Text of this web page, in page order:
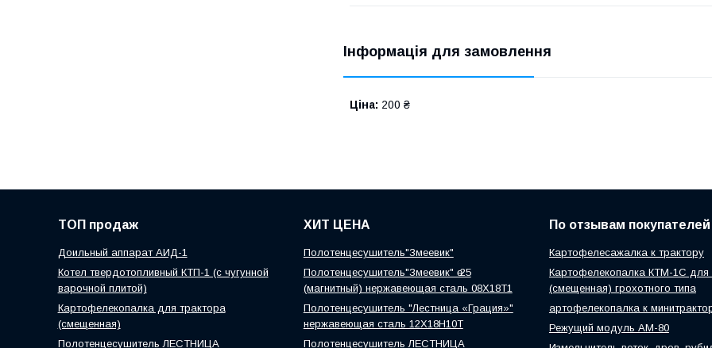
Інформація для замовлення
Ціна: 200 ₴
ТОП продаж
Доильный аппарат АИД-1
Котел твердотопливный КТП-1 (с чугунной
варочной плитой)
Картофелекопалка для трактора
(смещенная)
Полотенцесушитель ЛЕСТНИЦА
ХИТ ЦЕНА
Полотенцесушитель"Змеевик"
Полотенцесушитель"Змеевик" ө 25
(магнитный) нержавеющая сталь 08Х18Т1
Полотенцесушитель "Лестница «Грация»"
нержавеющая сталь 12Х18Н10Т
Полотенцесушитель ЛЕСТНИЦА
По отзывам покупателей
Картофелесажалка к трактору
Картофелекопалка КТМ-1С для
(смещенная) грохотного типа
артофелекопалка к
Режущий модуль АМ-80